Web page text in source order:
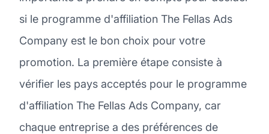
si le programme d'affiliation The Fellas Ads
Company est le bon choix pour votre
promotion. La première étape consiste à
vérifier les pays acceptés pour le programme
d'affiliation The Fellas Ads Company, car
chaque entreprise a des préférences de